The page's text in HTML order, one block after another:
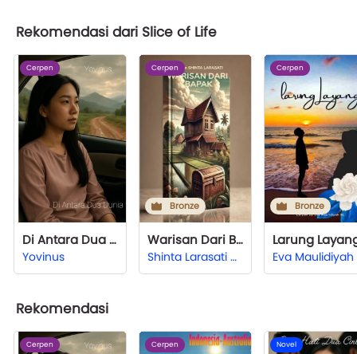
Rekomendasi dari Slice of Life
Cerpen
Di Antara Dua Dunia
Yovinus
Cerpen
Bronze
Warisan Dari Bapak
Shinta Larasati Hardjono
Cerpen
Bronze
Larung
Rekomendasi
Cerpen Cerpen Novel